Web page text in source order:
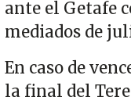
ante el Getafe
mediados de
En caso de
la final del